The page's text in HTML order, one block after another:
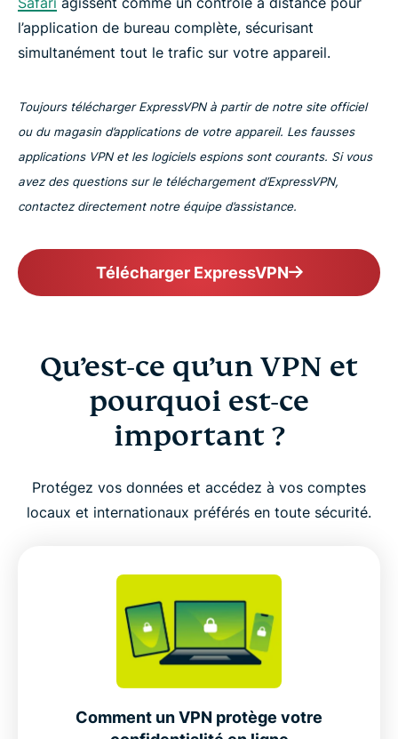
l’application de bureau complète, sécurisant
simultanément tout le trafic sur votre appareil.
Toujours télécharger ExpressVPN à partir de notre site officiel
ou du magasin d’applications de votre appareil. Les fausses
applications VPN et les logiciels espions sont courants. Si vous
avez des questions sur le téléchargement d’ExpressVPN,
contactez directement notre équipe d’assistance.
Télécharger ExpressVPN
Qu’est-ce qu’un VPN et
pourquoi est-ce
important ?
Protégez vos données et accédez à vos comptes
locaux et internationaux préférés en toute sécurité.
Comment un VPN protège votre